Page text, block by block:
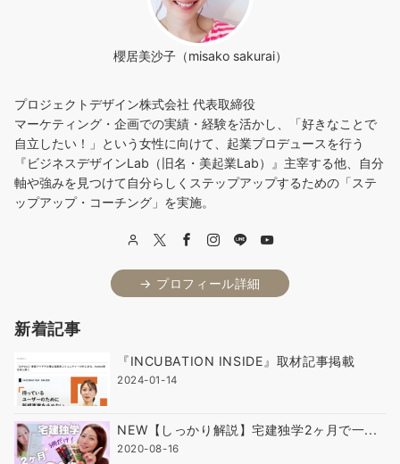
櫻居美沙子（misako sakurai）
プロジェクトデザイン株式会社 代表取締役
マーケティング・企画での実績・経験を活かし、「好きなことで
自立したい！」という女性に向けて、起業プロデュースを行う
『ビジネスデザインLab（旧名・美起業Lab）』主宰する他、自分
軸や強みを見つけて自分らしくステップアップするための「ステ
ップアップ・コーチング」を実施。
→ プロフィール詳細
新着記事
『INCUBATION INSIDE』取材記事掲載
2024-01-14
NEW【しっかり解説】宅建独学2ヶ月で一...
2020-08-16